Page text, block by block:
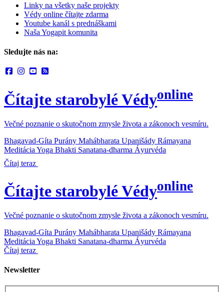
Linky na všetky naše projekty
Védy online čítajte zdarma
Youtube kanál s prednáškami
Naša Yogapit komunita
Sledujte nás na:
Čítajte starobylé Védyonline
Večné poznanie o skutočnom zmysle života a zákonoch vesmíru.
Bhagavad-Gíta Purány Mahábharata Upanišády Rámayana
Meditácia Yoga Bhakti Sanatana-dharma Áyurvéda
Čítaj teraz
Čítajte starobylé Védyonline
Večné poznanie o skutočnom zmysle života a zákonoch vesmíru.
Bhagavad-Gíta Purány Mahábharata Upanišády Rámayana
Meditácia Yoga Bhakti Sanatana-dharma Áyurvéda
Čítaj teraz
Newsletter